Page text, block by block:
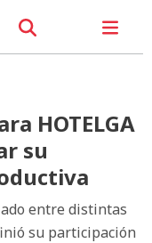
HOTELGA
su
entre distintas
su participación